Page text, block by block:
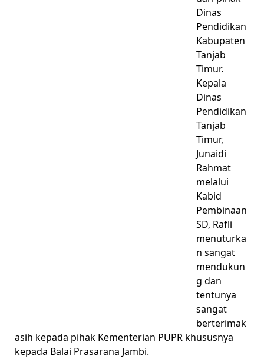
Dinas
Pendidikan
Kabupaten
Tanjab
Timur.
Kepala
Dinas
Pendidikan
Tanjab
Timur,
Junaidi
Rahmat
melalui
Kabid
Pembinaan
SD, Rafli
menuturka
n sangat
mendukun
g dan
tentunya
sangat
berterimak
asih kepada pihak Kementerian PUPR khususnya
kepada Balai Prasarana Jambi.